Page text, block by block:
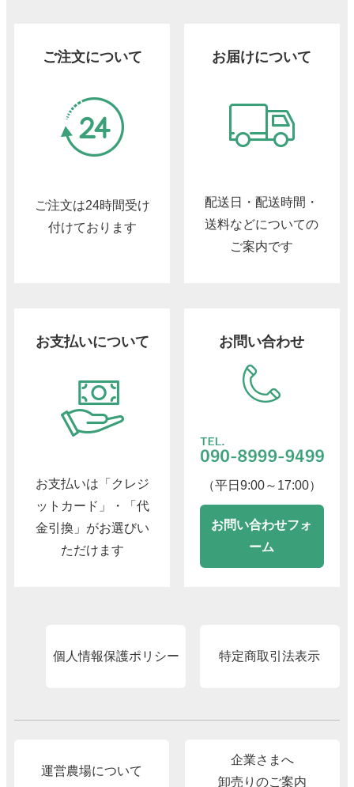
ご注文について
ご注文は24時間受け
付けております
お届けについて
配送日・配送時間・
送料などについての
ご案内です
お支払いについて
お支払いは「クレジ
ットカード」・「代
金引換」がお選びい
ただけます
お問い合わせ
（平日9:00～17:00）
お問い合わせフォ
ーム
個人情報保護ポリシー 特定商取引法表示
運営農場について
企業さまへ
卸売りのご案内